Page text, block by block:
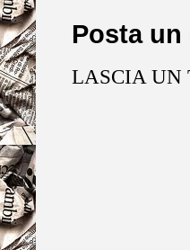
Posta
LASCIA UN